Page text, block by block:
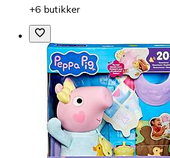
+6 butikker